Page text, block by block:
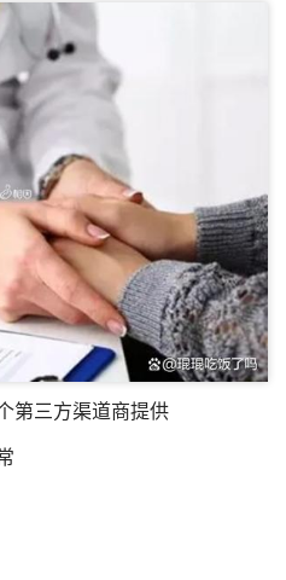
第三方渠道商提供